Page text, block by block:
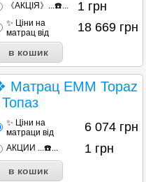
《АКЦІЯ》...☎️... 1 грн
✨ Ціни на
матрац від
18 669 грн
Матрац EMM Topaz
✨ Ціни на
матраци від
6 074 грн
АКЦИИ ...☎️... 1 грн